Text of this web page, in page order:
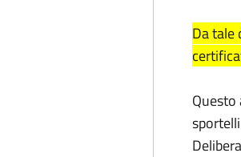
Da tale
Questo